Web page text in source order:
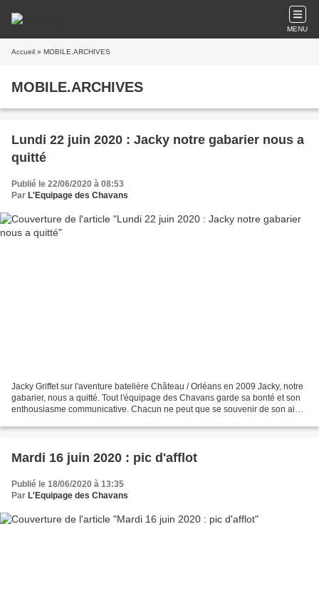
MENU
Accueil » MOBILE.ARCHIVES
MOBILE.ARCHIVES
Lundi 22 juin 2020 : Jacky notre gabarier nous a
quitté
Publié le 22/06/2020 à 08:53
Par L'Equipage des Chavans
Jacky Griffet sur l'aventure batelière Château / Orléans en 2009 Jacky, notre
gabarier, nous a quitté. Tout l'équipage des Chavans garde sa bonté et son
enthousiasme communicative. Chacun ne peut que se souvenir de son aide
Mardi 16 juin 2020 : pic d'afflot
Publié le 18/06/2020 à 13:35
Par L'Equipage des Chavans